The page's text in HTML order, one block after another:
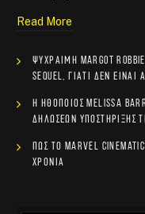
Read More
Ψύχραιμη Margot Robbie
sequel, γιατί δεν
Η ηθοποιός Melissa
δηλώσεων υποστήριξης
Πώς το Marvel
χρόνια